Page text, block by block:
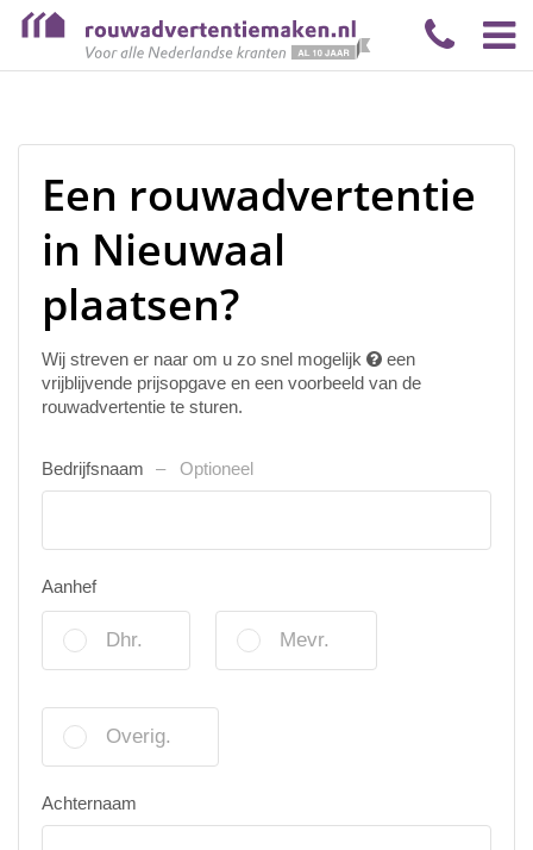
Een rouwadvertentie
in Nieuwaal
plaatsen?
Wij streven er naar om u zo snel mogelijk
een
vrijblijvende prijsopgave en een voorbeeld van de
rouwadvertentie te sturen.
Bedrijfsnaam Optioneel
Aanhef
Dhr. Mevr.
Overig.
Achternaam